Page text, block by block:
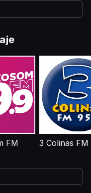
FM 3 Colinas FM